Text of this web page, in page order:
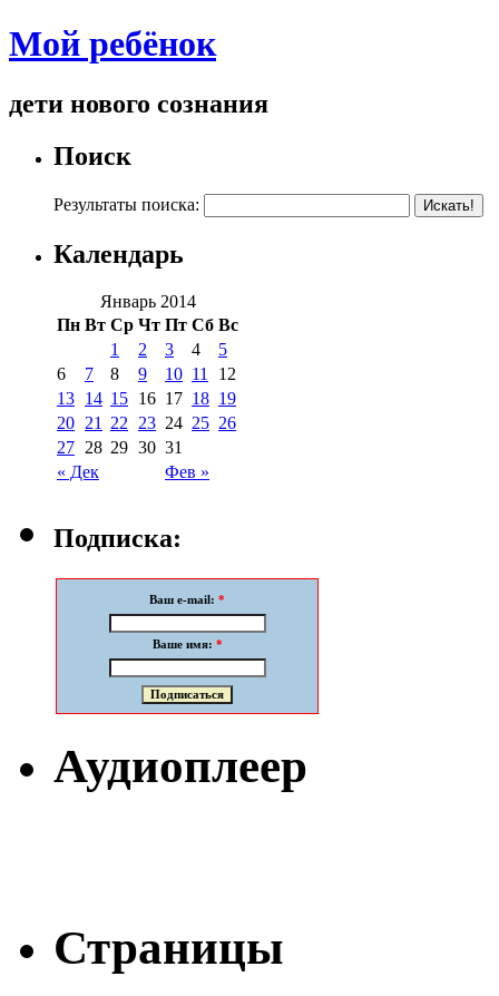
Мой ребёнок
дети нового сознания
Поиск
Результаты поиска:
Календарь
Январь 2014
Пн Вт Ср Чт Пт Сб Вс
« Дек Фев »
1 2 3 4
5
6
7 8 9 10 11
12
13 14 15 16 17 18 19
20 21 22 23 24 25 26
27 28 29 30 31
Подписка:
Ваш e-mail: *
Ваше имя: *
Аудиоплеер
Страницы